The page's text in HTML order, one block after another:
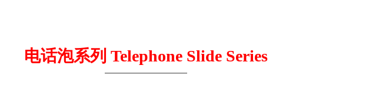
电话泡系列 Telephone Slide Series